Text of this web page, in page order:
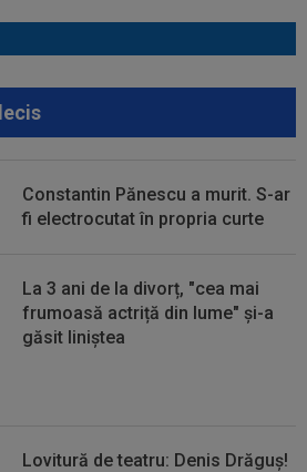
Becali: ”Hai să-ți spun ce face
când o zic”
iar de Varga la CFR Cluj, Edi
Craioveanu a dat declarația
”Știi cine mă...
Constantin Pănescu a murit. S-ar
fi electrocutat în propria curte
La 3 ani de la divorț, "cea mai
frumoasă actriță din lume" și-a
găsit liniștea
Lovitură de teatru: Denis Drăguș!